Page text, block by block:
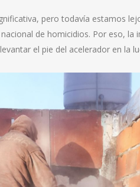
pero todavía estamos
de homicidios. Por eso, la
el pie del acelerador en la